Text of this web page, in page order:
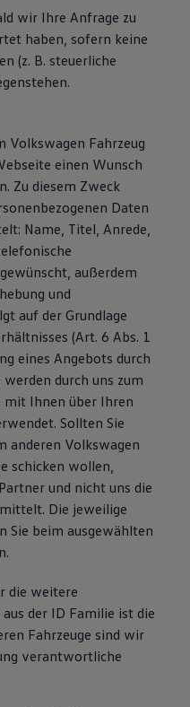
wir Ihre Anfrage zu
haben, sofern keine
(z. B. steuerliche
Volkswagen Fahrzeug
einen Wunsch
Zu diesem Zweck
Daten
Name, Titel, Anrede,
außerdem
und
auf der Grundlage
(Art. 6 Abs. 1
eines Angebots durch
durch uns zum
mit Ihnen über Ihren
Sollten Sie
anderen Volkswagen
schicken wollen,
und nicht uns die
Die jeweilige
Sie beim ausgewählten
die weitere
der ID Familie ist die
Fahrzeuge sind wir
verantwortliche